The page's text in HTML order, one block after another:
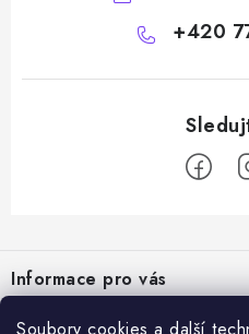
+420
pInformace pro vás
Doprava a platba